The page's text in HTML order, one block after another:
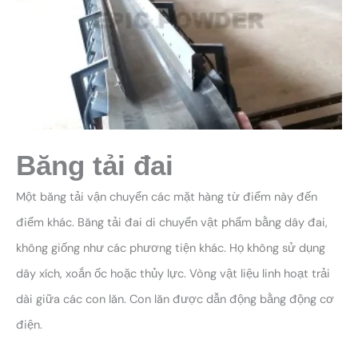
Băng tải đai
Một băng tải vận chuyển các mặt hàng từ điểm này đến
điểm khác. Băng tải đai di chuyển vật phẩm bằng dây đai,
không giống như các phương tiện khác. Họ không sử dụng
dây xích, xoắn ốc hoặc thủy lực. Vòng vật liệu linh hoạt trải
dài giữa các con lăn. Con lăn được dẫn động bằng động cơ
điện.